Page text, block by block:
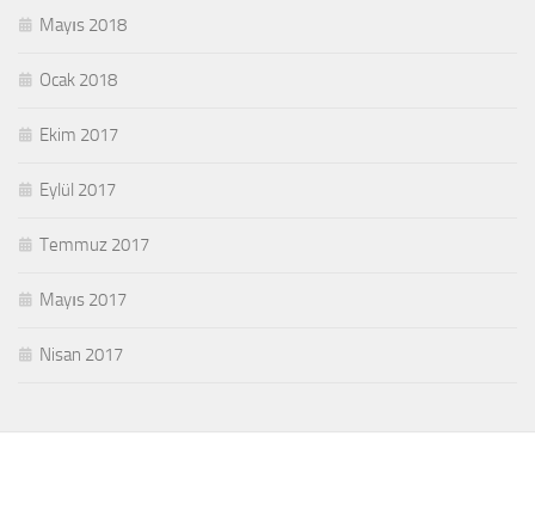
Mayıs 2018
Ocak 2018
Ekim 2017
Eylül 2017
Temmuz 2017
Mayıs 2017
Nisan 2017